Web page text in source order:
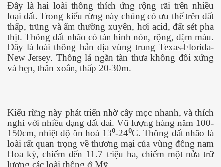
Đây là hai loài thông thích ứng rộng rãi trên nhiều
loại đất. Trong kiểu rừng này chúng có ưu thế trên đất
thấp, trũng và ẩm thường xuyên, hơi acid, đất sét pha
thịt. Thông đất nhão có tán hình nón, rộng, đậm màu.
Đây là loài thông bản địa vùng trung Texas-Florida-
New Jersey. Thông lá ngắn tàn thưa không đối xứng
và hẹp, thân xoắn, thấp 20-30m.
Kiểu rừng này phát triển nhờ cây mọc nhanh, và thích
nghi với nhiều dạng đất đai. Vũ lượng hàng năm 100-
150cm, nhiệt độ ôn hoà 13⁰-24⁰C. Thông đất nhão là
loài rất quan trọng về thương mại của vùng đông nam
Hoa kỳ, chiếm đến 11.7 triệu ha, chiếm một nửa trữ
lượng các loài thông ở Mỹ.
Phần 1
2